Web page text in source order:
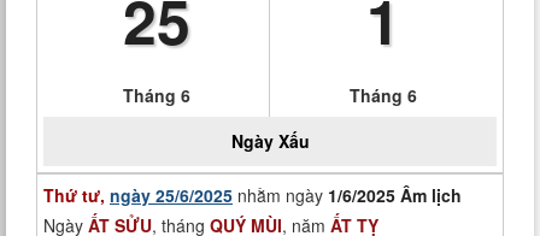
25
Tháng 6
1
Tháng 6
Ngày Xấu
Thứ tư, ngày 25/6/2025 nhằm ngày 1/6/2025 Âm lịch
Ngày ẤT SỬU, tháng QUÝ MÙI, năm ẤT TỴ